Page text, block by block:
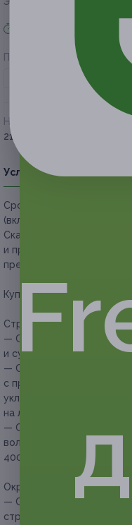
Поделиться с друзьями
Начало действия
21 января 2020 г.
Условия
Срок действия купонов:
(включительно).
Скачайте
и предъявите купон с
предъявить купон в
Купон действует на
Стрижка:
— Скидка 73% на
и сушкой по форме (189
— Скидка 75% на
с профессиональными
укладку с
на любую длину волос
— Скидка 80% на
волос и повседневную
4000 руб.)
Окрашивание,
— Скидка 60% на
стрижку, мытье головы,